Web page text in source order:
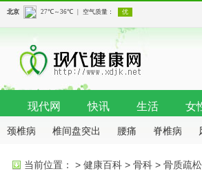
现代网 快讯 生活 女
颈椎病 椎间盘突出 腰痛 脊椎病
骨质增生 骨质疏松 肩周病
当前位置： > 健康百科 > 骨科 > 骨质疏松